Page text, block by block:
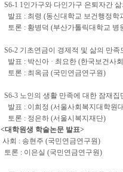
S6-1 1인가구와 다인가구 은퇴자간
발표 : 최령 (동신대학교 보건행정학
토론 : 황병덕 (부산가톨릭대학교 병
S6-2 기초연금이 경제적 및 삶의 만족
발표 : 박신아 · 최요한 (한국보건사
토론 : 최옥금 (국민연금연구원)
S6-3 노인의 생활 만족에 대한 잠재
발표 : 이희정 (서울사회복지대학원
토론 : 정은하 (서울시복지재단)
<대학원생 학술논문 발표>
사회 : 송현주 (국민연금연구원)
토론 : 이은실 (국민연금연구원)